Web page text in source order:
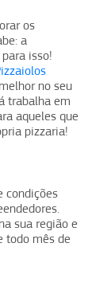
os
a
isso!
no seu
trabalha em
aqueles que
pizzaria!
condições
sua região e
todo mês de